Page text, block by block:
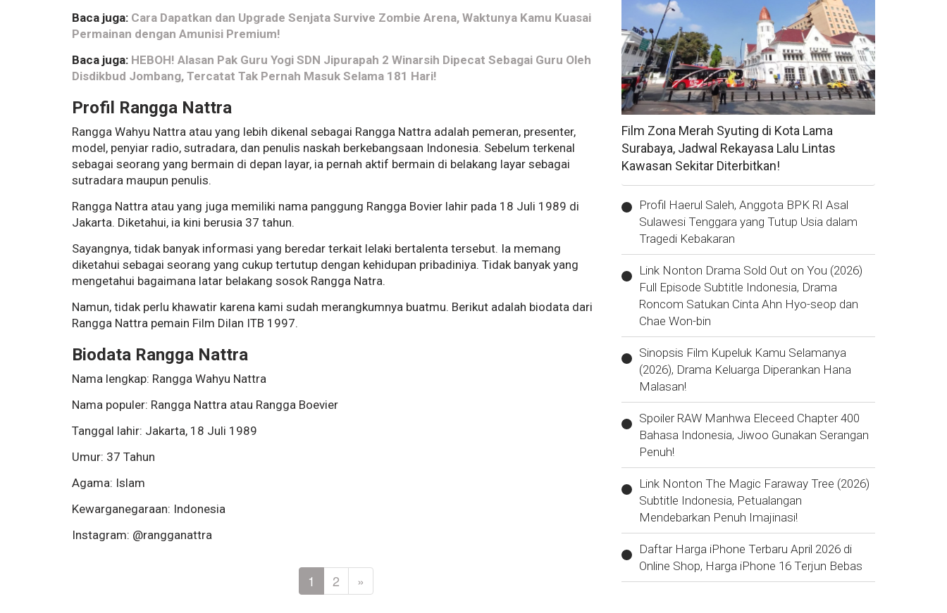
Baca juga: Cara Dapatkan dan Upgrade Senjata Survive Zombie Arena, Waktunya Kamu Kuasai
Permainan dengan Amunisi Premium!
Baca juga: HEBOH! Alasan Pak Guru Yogi SDN Jipurapah 2 Winarsih Dipecat Sebagai Guru Oleh
Disdikbud Jombang, Tercatat Tak Pernah Masuk Selama 181 Hari!
Profil Rangga Nattra
Rangga Wahyu Nattra atau yang lebih dikenal sebagai Rangga Nattra adalah pemeran, presenter,
model, penyiar radio, sutradara, dan penulis naskah berkebangsaan Indonesia. Sebelum terkenal
sebagai seorang yang bermain di depan layar, ia pernah aktif bermain di belakang layar sebagai
sutradara maupun penulis.
Rangga Nattra atau yang juga memiliki nama panggung Rangga Bovier lahir pada 18 Juli 1989 di
Jakarta. Diketahui, ia kini berusia 37 tahun.
Sayangnya, tidak banyak informasi yang beredar terkait lelaki bertalenta tersebut. Ia memang
diketahui sebagai seorang yang cukup tertutup dengan kehidupan pribadiniya. Tidak banyak yang
mengetahui bagaimana latar belakang sosok Rangga Natra.
Namun, tidak perlu khawatir karena kami sudah merangkumnya buatmu. Berikut adalah biodata dari
Rangga Nattra pemain Film Dilan ITB 1997.
Biodata Rangga Nattra
Nama lengkap: Rangga Wahyu Nattra
Nama populer: Rangga Nattra atau Rangga Boevier
Tanggal lahir: Jakarta, 18 Juli 1989
Umur: 37 Tahun
Agama: Islam
Kewarganegaraan: Indonesia
Instagram: @rangganattra
1 2 »
Film Zona Merah Syuting di Kota Lama
Surabaya, Jadwal Rekayasa Lalu Lintas
Kawasan Sekitar Diterbitkan!
Profil Haerul Saleh, Anggota BPK RI Asal
Sulawesi Tenggara yang Tutup Usia dalam
Tragedi Kebakaran
Link Nonton Drama Sold Out on You (2026)
Full Episode Subtitle Indonesia, Drama
Roncom Satukan Cinta Ahn Hyo-seop dan
Chae Won-bin
Sinopsis Film Kupeluk Kamu Selamanya
(2026), Drama Keluarga Diperankan Hana
Malasan!
Spoiler RAW Manhwa Eleceed Chapter 400
Bahasa Indonesia, Jiwoo Gunakan Serangan
Penuh!
Link Nonton The Magic Faraway Tree (2026)
Subtitle Indonesia, Petualangan
Mendebarkan Penuh Imajinasi!
Daftar Harga iPhone Terbaru April 2026 di
Online Shop, Harga iPhone 16 Terjun Bebas